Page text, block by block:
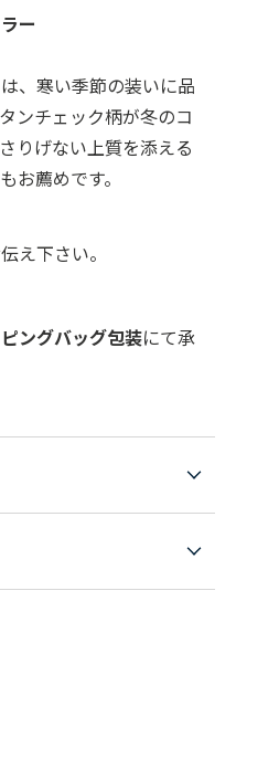
ー
、寒い季節の装いに品
ンチェック柄が冬のコ
りげない上質を添える
お薦めです。
え下さい。
ングバッグ包装にて承